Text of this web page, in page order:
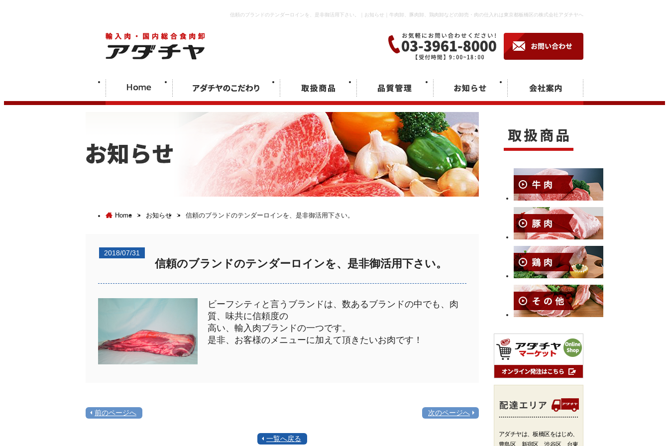
信頼のブランドのテンダーロインを、是非御活用下さい。｜お知らせ｜牛肉卸、豚肉卸、鶏肉卸などの卸売・肉の仕入れは東京都板橋区の株式会社アダチヤへ
Home > お知らせ > 信頼のブランドのテンダーロインを、是非御活用下さい。
2018/07/31
信頼のブランドのテンダーロインを、是非御活用下さい。
ビーフシティと言うブランドは、数あるブランドの中でも、肉
質、味共に信頼度の
高い、輸入肉ブランドの一つです。
是非、お客様のメニューに加えて頂きたいお肉です！
前のページへ 次のページへ
一覧へ戻る
アダチヤは、板橋区をはじめ、
豊島区、新宿区、渋谷区、台東